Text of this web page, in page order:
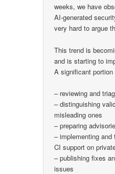
weeks, we have
AI-generated
very hard to argue
This trend is
and is starting to
A significant
– reviewing and
– distinguishing
misleading ones
– preparing
– implementing
CI support on
– publishing fixes
issues